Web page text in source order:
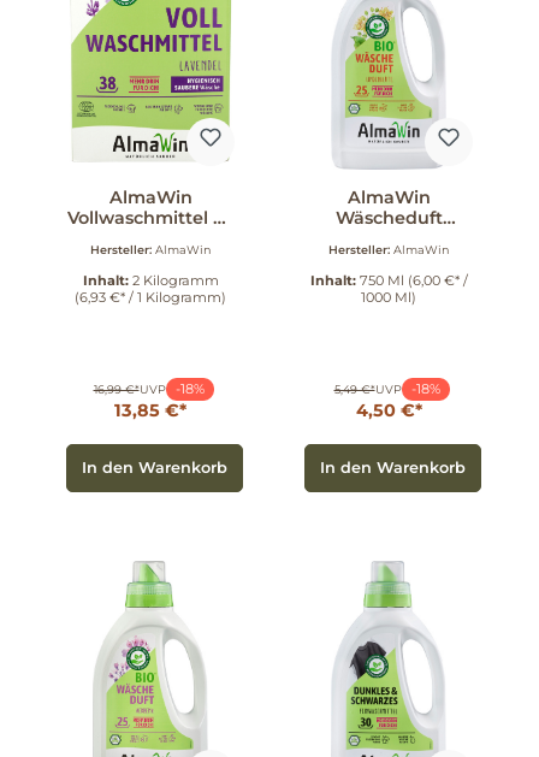
AlmaWin
Vollwaschmittel 36
Hersteller: AlmaWin
Inhalt: 2 Kilogramm
(6,93 €* / 1 Kilogramm)
16,99 €*UVP -18%
13,85 €*
In den Warenkorb
AlmaWin
Wäscheduft
ml
Hersteller: AlmaWin
Inhalt: 750 Ml (6,00 €* /
1000 Ml)
5,49 €*UVP -18%
4,50 €*
In den Warenkorb